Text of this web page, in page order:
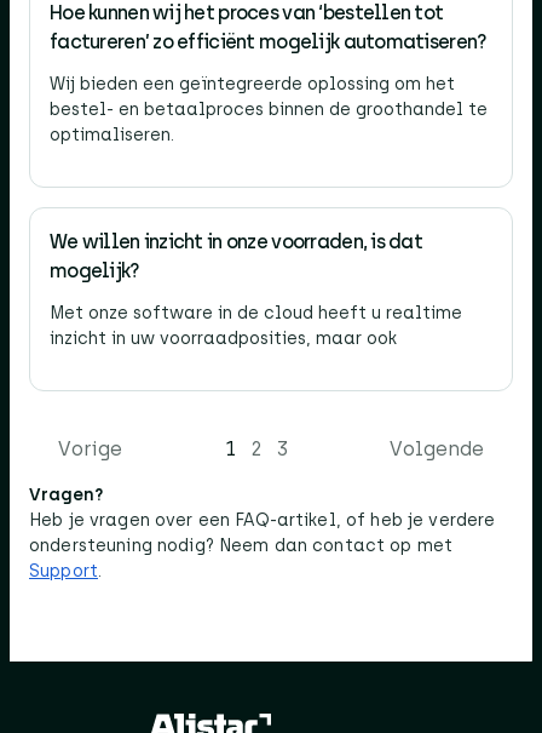
Hoe kunnen wij het proces van ‘bestellen tot
factureren’ zo efficiënt mogelijk automatiseren?
Wij bieden een geïntegreerde oplossing om het
bestel- en betaalproces binnen de groothandel te
optimaliseren.
We willen inzicht in onze voorraden, is dat
mogelijk?
Met onze software in de cloud heeft u realtime
inzicht in uw voorraadposities, maar ook
Vorige 1 2 3 Volgende
Vragen?
Heb je vragen over een FAQ-artikel, of heb je verdere
ondersteuning nodig? Neem dan contact op met
Support.